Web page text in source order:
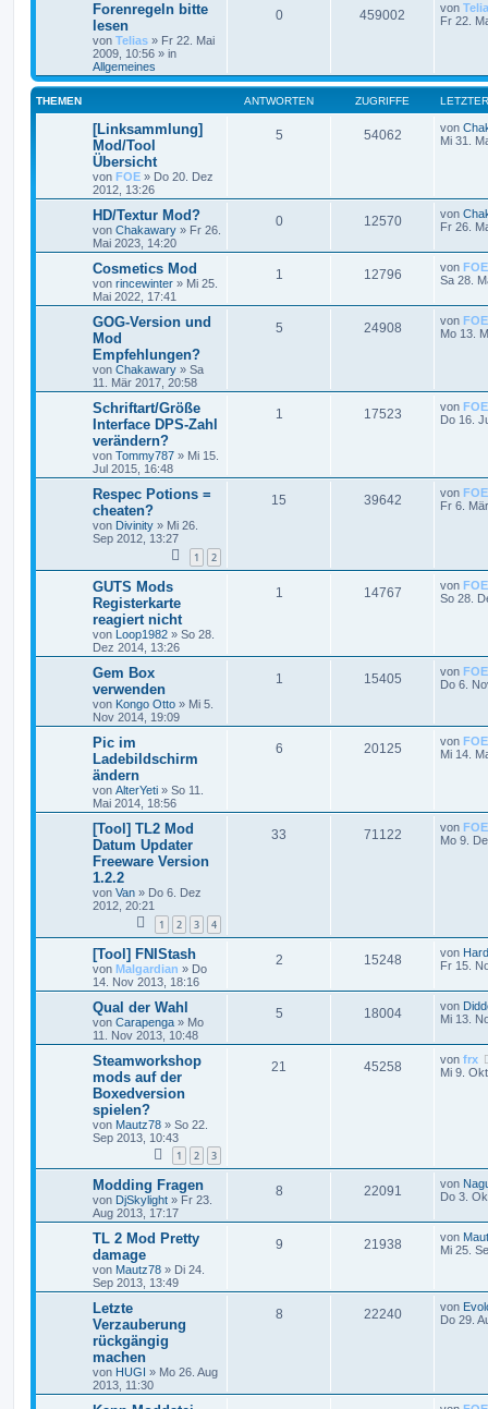
Forenregeln bitte
lesen
von Telias » Fr 22. Mai
2009, 10:56 » in
Allgemeines
0 459002 von
Fr 22.
THEMEN ANTWORTEN ZUGRIFFE
[Linksammlung]
Mod/Tool
Übersicht
von FOE » Do 20. Dez
2012, 13:26
5 54062 von
Mi 31.
HD/Textur Mod?
von Chakawary » Fr 26.
Mai 2023, 14:20
0 12570 von
Fr 26.
Cosmetics Mod
von rincewinter » Mi 25.
Mai 2022, 17:41
1 12796 von FOE
Sa 28.
GOG-Version und
Mod
Empfehlungen?
von Chakawary » Sa
11. Mär 2017, 20:58
5 24908 von FOE
Mo 13.
Schriftart/Größe
Interface DPS-Zahl
verändern?
von Tommy787 » Mi 15.
Jul 2015, 16:48
1 17523 von FOE
Do 16.
Respec Potions =
cheaten?
von Divinity » Mi 26.
Sep 2012, 13:27
1 2
15 39642 von FOE
Fr 6.
GUTS Mods
Registerkarte
reagiert nicht
von Loop1982 » So 28.
Dez 2014, 13:26
1 14767 von FOE
So 28.
Gem Box
verwenden
von Kongo Otto » Mi 5.
Nov 2014, 19:09
1 15405 von FOE
Do 6.
Pic im
Ladebildschirm
ändern
von AlterYeti » So 11.
Mai 2014, 18:56
6 20125 von FOE
Mi 14.
[Tool] TL2 Mod
Datum Updater
Freeware Version
1.2.2
von Van » Do 6. Dez
2012, 20:21
1 2 3 4
33 71122 von FOE
Mo 9.
[Tool] FNIStash
von Malgardian » Do
14. Nov 2013, 18:16
2 15248 von
Fr 15.
Qual der Wahl
von Carapenga » Mo
11. Nov 2013, 10:48
5 18004 von
Mi 13.
Steamworkshop
mods auf der
Boxedversion
spielen?
von Mautz78 » So 22.
Sep 2013, 10:43
1 2 3
21 45258 von frx
Mi 9.
Modding Fragen
von DjSkylight » Fr 23.
Aug 2013, 17:17
8 22091 von
Do 3.
TL 2 Mod Pretty
damage
von Mautz78 » Di 24.
Sep 2013, 13:49
9 21938 von
Mi 25.
Letzte
Verzauberung
rückgängig
machen
von HUGI » Mo 26. Aug
2013, 11:30
8 22240 von
Do 29.